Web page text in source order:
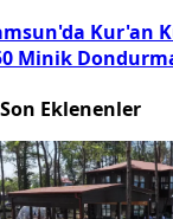
Kur'an
Minik
Son Eklenenler